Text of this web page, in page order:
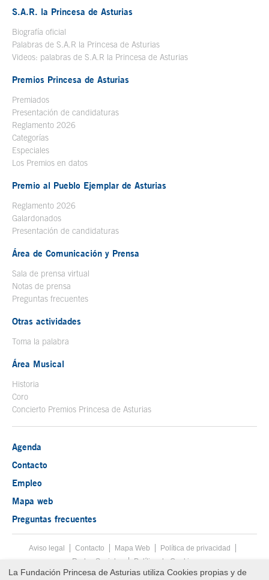
S.A.R. la Princesa de Asturias
Biografía oficial
Palabras de S.A.R la Princesa de Asturias
Videos: palabras de S.A.R la Princesa de Asturias
Premios Princesa de Asturias
Premiados
Presentación de candidaturas
Reglamento 2026
Categorías
Especiales
Los Premios en datos
Premio al Pueblo Ejemplar de Asturias
Reglamento 2026
Galardonados
Presentación de candidaturas
Área de Comunicación y Prensa
Sala de prensa virtual
Notas de prensa
Preguntas frecuentes
Otras actividades
Toma la palabra
Área Musical
Historia
Coro
Concierto Premios Princesa de Asturias
Agenda
Contacto
Empleo
Mapa web
Preguntas frecuentes
Menú pie
Aviso legal Tecla de acceso 8
Contacto Mapa Web
Política de privacidad
Redes Sociales
Política de Cookies
Fin menú pie
La Fundación Princesa de Asturias utiliza Cookies propias y de